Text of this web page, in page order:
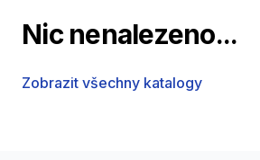
Nic nenalezeno...
Zobrazit všechny katalogy